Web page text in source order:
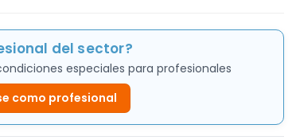
del sector?
especiales para profesionales
como profesional